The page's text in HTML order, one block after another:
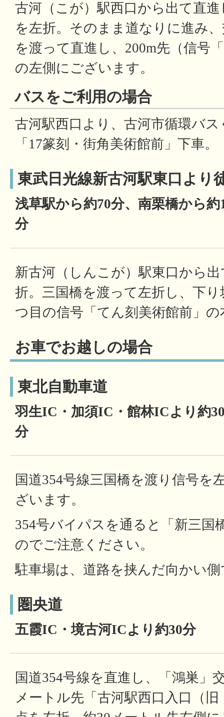
古河（こが）駅西口から出て直
を左折。そのまま道なりに進み
を渡って直進し、200m先（信号
の左側にございます。
バスをご利用の場合
古河駅西口より、古河市循環バ
「17篆刻・街角美術館前」下車。
東武日光線新古河駅東口より
浅草駅から約70分、南栗橋から
分
新古河（しんこが）駅東口から
折。三国橋を渡って左折し、下
つ目の信号「てん刻美術館前」
お車でお越しの場合
東北自動車道
羽生IC・加須IC・館林ICより約
分
国道354号線三国橋を渡り信号を
ざいます。
354号バイパスを通ると「新三国
のでご注意ください。
駐車場は、道路を挟んだ向かい
圏央道
五霞IC・境古河ICより約30分
国道354号線を直進し、「鴻巣」
メートル先「古河駅西口入口（